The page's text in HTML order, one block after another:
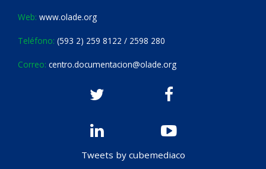
Web: www.olade.org
Teléfono: (593 2) 259 8122 / 2598 280
Correo: centro.documentacion@olade.org
Tweets by cubemediaco